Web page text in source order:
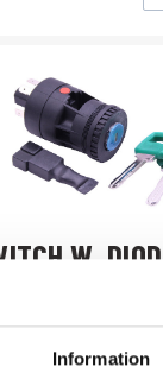
Information
W. DIOD
SN